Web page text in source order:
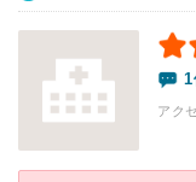
1
アク